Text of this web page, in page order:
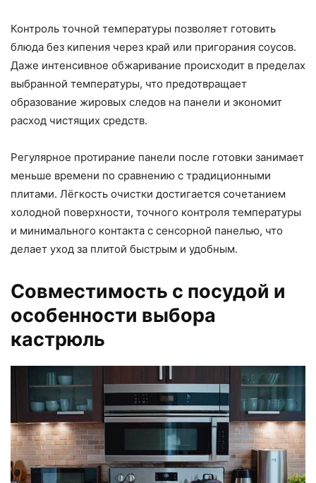
Контроль точной температуры позволяет готовить
блюда без кипения через край или пригорания соусов.
Даже интенсивное обжаривание происходит в пределах
выбранной температуры, что предотвращает
образование жировых следов на панели и экономит
расход чистящих средств.
Регулярное протирание панели после готовки занимает
меньше времени по сравнению с традиционными
плитами. Лёгкость очистки достигается сочетанием
холодной поверхности, точного контроля температуры
и минимального контакта с сенсорной панелью, что
делает уход за плитой быстрым и удобным.
Совместимость с посудой и
особенности выбора
кастрюль